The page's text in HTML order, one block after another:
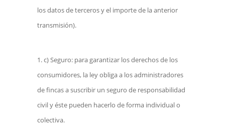
los datos de terceros y el importe de la anterior
transmisión).
c) Seguro: para garantizar los derechos de los
consumidores, la ley obliga a los administradores
de fincas a suscribir un seguro de responsabilidad
civil y éste pueden hacerlo de forma individual o
colectiva.